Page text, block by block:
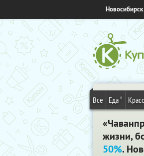
Новосибирск
Все Еда 6
жизни,
50%.